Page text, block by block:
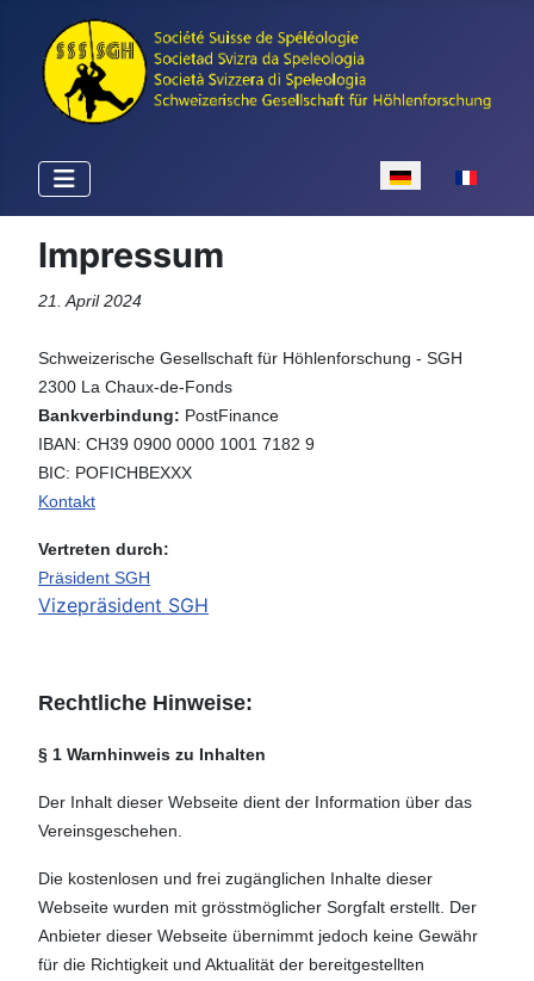
Sprache
Impressum
21. April 2024
Schweizerische Gesellschaft für Höhlenforschung - SGH
2300 La Chaux-de-Fonds
Bankverbindung: PostFinance
IBAN: CH39 0900 0000 1001 7182 9
BIC: POFICHBEXXX
Kontakt
Vertreten durch:
Präsident SGH
Vizepräsident SGH
Rechtliche Hinweise:
§ 1 Warnhinweis zu Inhalten
Der Inhalt dieser Webseite dient der Information über das
Vereinsgeschehen.
Die kostenlosen und frei zugänglichen Inhalte dieser
Webseite wurden mit grösstmöglicher Sorgfalt erstellt. Der
Anbieter dieser Webseite übernimmt jedoch keine Gewähr
für die Richtigkeit und Aktualität der bereitgestellten